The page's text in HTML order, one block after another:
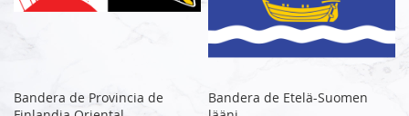
Bandera de Provincia de
Bandera de Etelä-Suomen